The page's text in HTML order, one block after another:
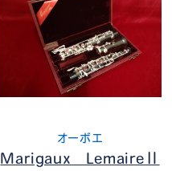
オーボエ
Marigaux LemaireⅡ